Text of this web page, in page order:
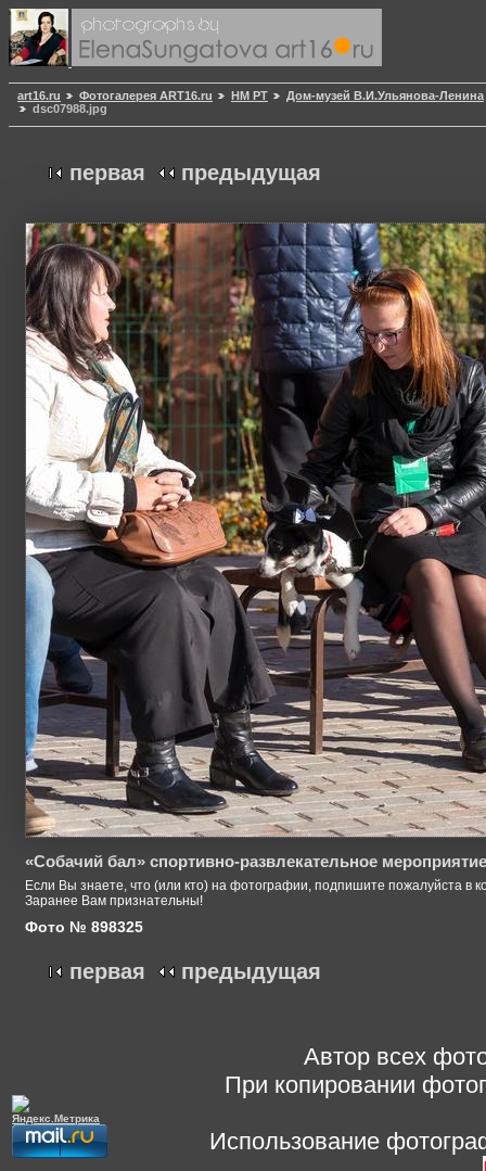
art16.ru Фотогалерея ART16.ru НМ РТ
Дом-музей В.И.Ульянова-Ленина
dsc07988.jpg
первая предыдущая
«Собачий бал» спортивно-развлекательное
Если Вы знаете, что (или кто) на фотографии, подпишите пожалуйста в
Заранее Вам признательны!
Фото № 898325
первая предыдущая
Автор всех
При копировании
Использование